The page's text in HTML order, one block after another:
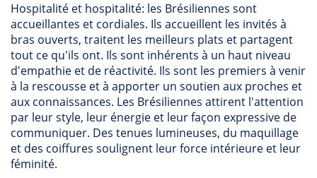
Hospitalité et hospitalité: les Brésiliennes sont
accueillantes et cordiales. Ils accueillent les invités à
bras ouverts, traitent les meilleurs plats et partagent
tout ce qu'ils ont. Ils sont inhérents à un haut niveau
d'empathie et de réactivité. Ils sont les premiers à venir
à la rescousse et à apporter un soutien aux proches et
aux connaissances. Les Brésiliennes attirent l'attention
par leur style, leur énergie et leur façon expressive de
communiquer. Des tenues lumineuses, du maquillage
et des coiffures soulignent leur force intérieure et leur
féminité.